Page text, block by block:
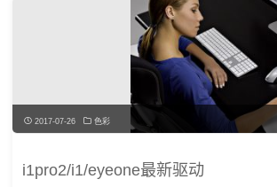
器
2017-07-26 色彩
i1pro2/i1/eyeone最新驱动